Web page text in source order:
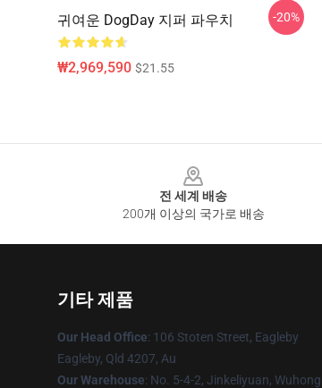
귀여운 DogDay 지퍼 파우치
₩2,969,590 $21.55
-20%
전 세계 배송
200개 이상의 국가로 배송
기타 제품
Our Head Office: 106 Stoten Street, Eagleby
Eagleby, Qld 4207, Au
Our Warehouse: No. 5-4-2, Jinkeliyuan, Wuhong